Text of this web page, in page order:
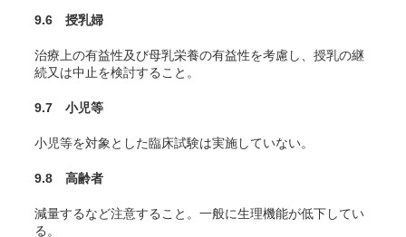
9.6 授乳婦
治療上の有益性及び母乳栄養の有益性を考慮し、授乳の継
続又は中止を検討すること。
9.7 小児等
小児等を対象とした臨床試験は実施していない。
9.8 高齢者
減量するなど注意すること。一般に生理機能が低下してい
る。